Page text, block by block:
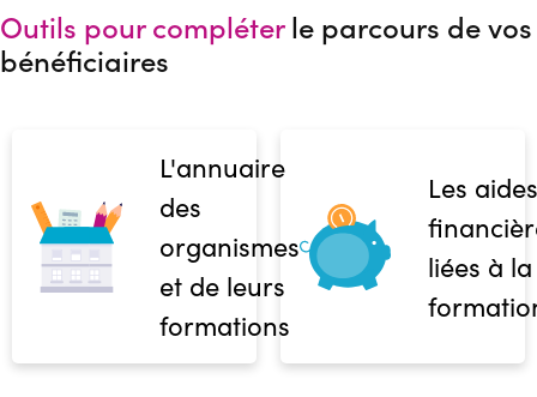
Outils pour compléterle parcours de vos
bénéficiaires
L'annuaire
des
organismes
et de leurs
formations
Les aides
liées à la